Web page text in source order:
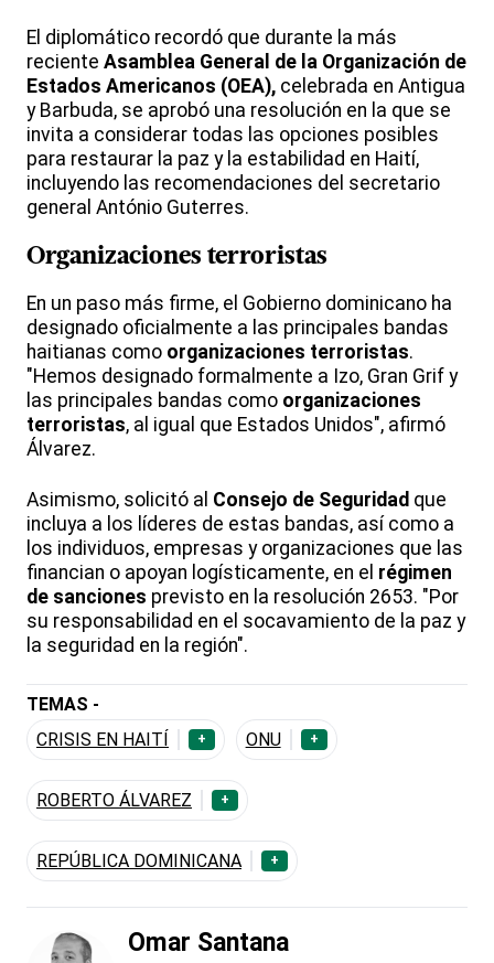
El diplomático recordó que durante la más
reciente Asamblea General de la Organización de
Estados Americanos (OEA), celebrada en Antigua
y Barbuda, se aprobó una resolución en la que se
invita a considerar todas las opciones posibles
para restaurar la paz y la estabilidad en Haití,
incluyendo las recomendaciones del secretario
general António Guterres.
Organizaciones terroristas
En un paso más firme, el Gobierno dominicano ha
designado oficialmente a las principales bandas
haitianas como organizaciones terroristas.
"Hemos designado formalmente a Izo, Gran Grif y
las principales bandas como organizaciones
terroristas, al igual que Estados Unidos", afirmó
Álvarez.
Asimismo, solicitó al Consejo de Seguridad que
incluya a los líderes de estas bandas, así como a
los individuos, empresas y organizaciones que las
financian o apoyan logísticamente, en el régimen
de sanciones previsto en la resolución 2653. "Por
su responsabilidad en el socavamiento de la paz y
la seguridad en la región".
TEMAS -
CRISIS EN HAITÍ
+ ONU +
ROBERTO ÁLVAREZ +
REPÚBLICA DOMINICANA +
Omar Santana